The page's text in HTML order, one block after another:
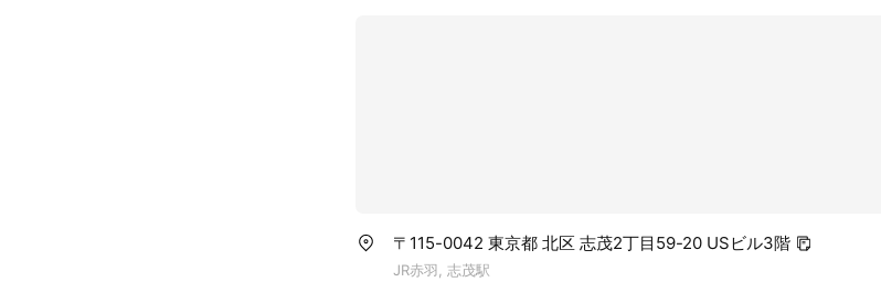
〒115-0042 東京都 北区 志茂2丁目59-20 USビル3階
JR赤羽, 志茂駅